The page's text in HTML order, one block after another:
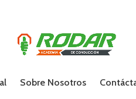
Sobre Nosotros